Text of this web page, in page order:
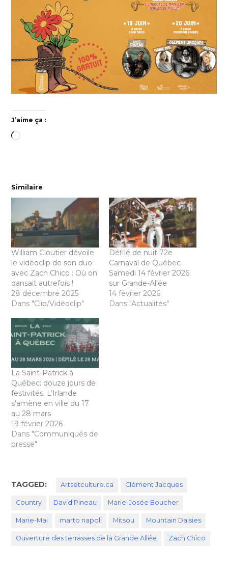
J’aime ça :
Chargement…
Similaire
William Cloutier dévoile
le vidéoclip de son duo
avec Zach Chico : Où on
dansait autrefois !
28 décembre 2025
Dans "Clip/Vidéoclip"
Défilé de nuit 72e
Carnaval de Québec
Samedi 14 février 2026
sur Grande-Allée
14 février 2026
Dans "Actualités"
La Saint-Patrick à
Québec: douze jours de
festivités: L’Irlande
s’amène en ville du 17
au 28 mars
19 février 2026
Dans "Communiqués de
presse"
TAGGED: Artsetculture.ca Clément Jacques
Country David Pineau Marie-Josée Boucher
Marie-Mai marto napoli Mitsou Mountain Daisies
Ouverture des terrasses de la Grande Allée Zach Chico